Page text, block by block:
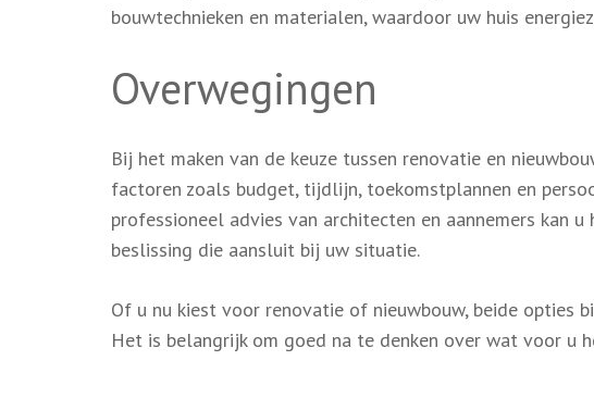
bouwtechnieken en materialen, waardoor uw huis
Overwegingen
Bij het maken van de keuze tussen renovatie en
factoren zoals budget, tijdlijn, toekomstplannen en
professioneel advies van architecten en aannemers kan
beslissing die aansluit bij uw situatie.
Of u nu kiest voor renovatie of nieuwbouw, beide opties
Het is belangrijk om goed na te denken over wat voor u